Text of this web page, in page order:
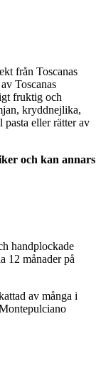
från Toscanas
Toscanas
fruktig och
kryddnejlika,
eller rätter av
och kan annars
handplockade
12 månader på
av många i